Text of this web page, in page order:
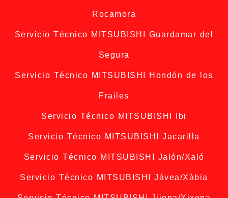
Rocamora
Servicio Técnico MITSUBISHI Guardamar del
Segura
Servicio Técnico MITSUBISHI Hondón de los
Frailes
Servicio Técnico MITSUBISHI Ibi
Servicio Técnico MITSUBISHI Jacarilla
Servicio Técnico MITSUBISHI Jalón/Xaló
Servicio Técnico MITSUBISHI Jávea/Xàbia